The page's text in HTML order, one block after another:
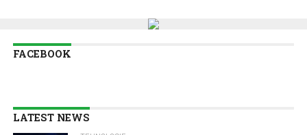
FACEBOOK
LATEST NEWS